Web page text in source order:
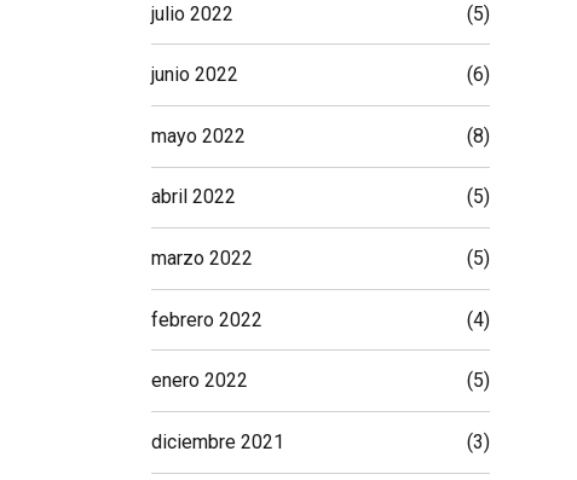
julio 2022 (5)
junio 2022 (6)
mayo 2022 (8)
abril 2022 (5)
marzo 2022 (5)
febrero 2022 (4)
enero 2022 (5)
diciembre 2021 (3)